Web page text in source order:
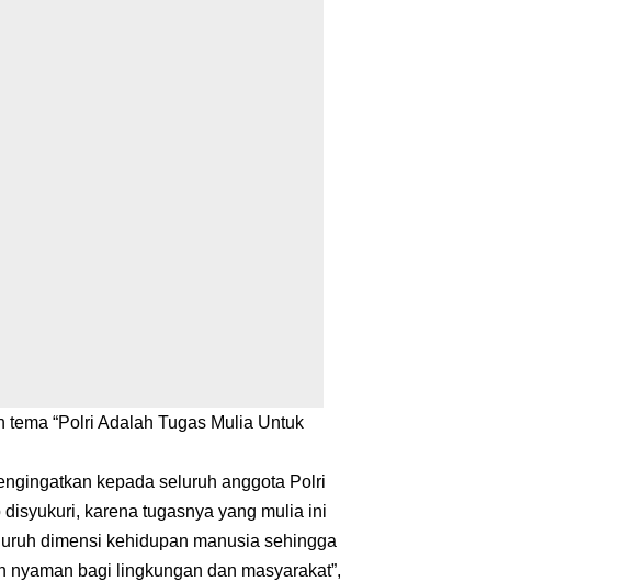
“Polri Adalah Tugas Mulia Untuk
kepada seluruh anggota Polri
karena tugasnya yang mulia ini
dimensi kehidupan manusia sehingga
bagi lingkungan dan masyarakat”,